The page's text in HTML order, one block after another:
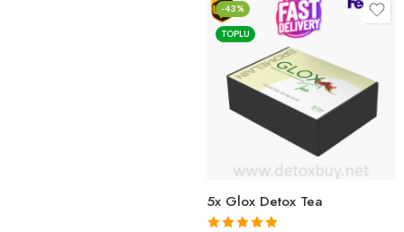
-43%
TOPLU
5x Glox Detox Tea